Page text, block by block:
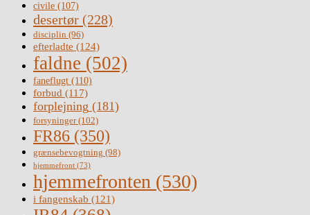
civile (107)
desertør (228)
disciplin (96)
efterladte (124)
faldne (502)
faneflugt (110)
forbud (117)
forplejning (181)
forsyninger(102)
FR86 (350)
grænsebevogtning (98)
hjemmefront (73)
hjemmefronten (530)
i fangenskab (121)